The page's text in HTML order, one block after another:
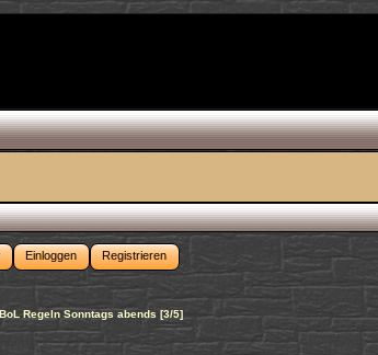
Einloggen Registrieren
Regeln Sonntags abends [3/5]